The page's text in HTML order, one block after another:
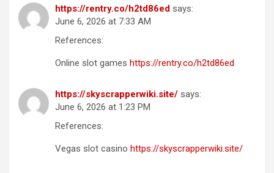
https://rentry.co/h2td86ed says:
June 6, 2026 at 7:33 AM
References:
Online slot games https://rentry.co/h2td86ed
https://skyscrapperwiki.site/ says:
June 6, 2026 at 1:23 PM
References:
Vegas slot casino https://skyscrapperwiki.site/